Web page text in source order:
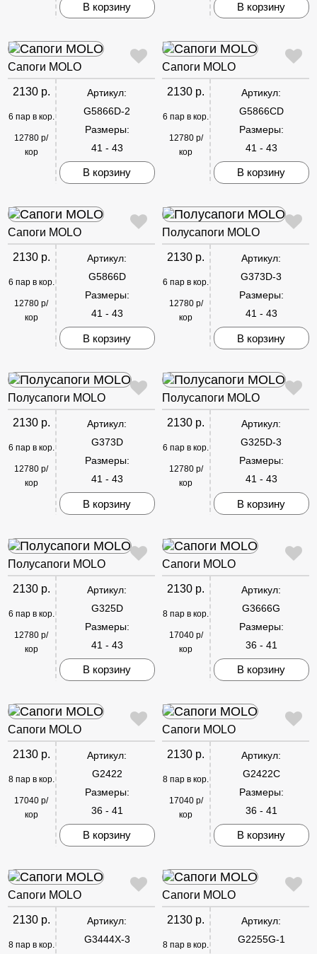
В корзину В корзину
Сапоги MOLO
2130 р.
6 пар в кор.
12780 р/
кор
Артикул:
G5866D-2
Размеры:
41 - 43
В корзину
Сапоги MOLO
2130 р.
6 пар в кор.
12780 р/
кор
Артикул:
G5866CD
Размеры:
41 - 43
В корзину
Сапоги MOLO
2130 р.
6 пар в кор.
12780 р/
кор
Артикул:
G5866D
Размеры:
41 - 43
В корзину
Полусапоги MOLO
2130 р.
6 пар в кор.
12780 р/
кор
Артикул:
G373D-3
Размеры:
41 - 43
В корзину
Полусапоги MOLO
2130 р.
6 пар в кор.
12780 р/
кор
Артикул:
G373D
Размеры:
41 - 43
В корзину
Полусапоги MOLO
2130 р.
6 пар в кор.
12780 р/
кор
Артикул:
G325D-3
Размеры:
41 - 43
В корзину
Полусапоги MOLO
2130 р.
6 пар в кор.
12780 р/
кор
Артикул:
G325D
Размеры:
41 - 43
В корзину
Сапоги MOLO
2130 р.
8 пар в кор.
17040 р/
кор
Артикул:
G3666G
Размеры:
36 - 41
В корзину
Сапоги MOLO
2130 р.
8 пар в кор.
17040 р/
кор
Артикул:
G2422
Размеры:
36 - 41
В корзину
Сапоги MOLO
2130 р.
8 пар в кор.
17040 р/
кор
Артикул:
G2422C
Размеры:
36 - 41
В корзину
Сапоги MOLO
2130 р.
8 пар в кор.
Артикул:
G3444X-3
Сапоги MOLO
2130 р.
8 пар в кор.
Артикул:
G2255G-1